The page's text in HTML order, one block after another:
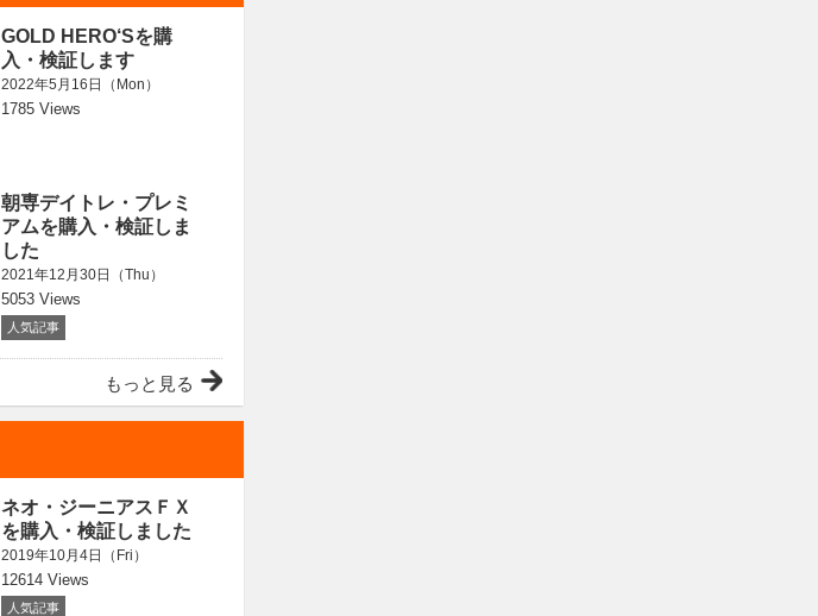
GOLD HERO‘Sを購
入・検証します
2022年5月16日（Mon）
1785 Views
朝専デイトレ・プレミ
アムを購入・検証しま
した
2021年12月30日（Thu）
5053 Views
人気記事
もっと見る
ネオ・ジーニアスＦＸ
を購入・検証しました
2019年10月4日（Fri）
12614 Views
人気記事